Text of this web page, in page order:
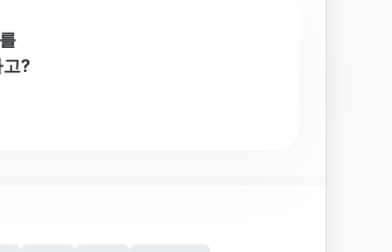
?